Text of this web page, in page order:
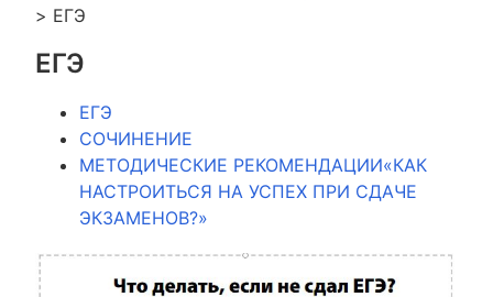
> ЕГЭ
ЕГЭ
ЕГЭ
СОЧИНЕНИЕ
МЕТОДИЧЕСКИЕ РЕКОМЕНДАЦИИ«КАК
НАСТРОИТЬСЯ НА УСПЕХ ПРИ СДАЧЕ
ЭКЗАМЕНОВ?»